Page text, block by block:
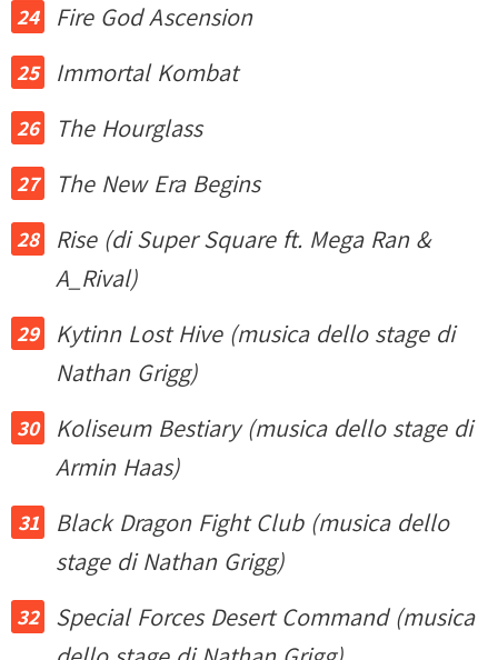
Fire God Ascension
Immortal Kombat
The Hourglass
The New Era Begins
Rise (di Super Square ft. Mega Ran &
A_Rival)
Kytinn Lost Hive (musica dello stage di
Nathan Grigg)
Koliseum Bestiary (musica dello stage di
Armin Haas)
Black Dragon Fight Club (musica dello
stage di Nathan Grigg)
Special Forces Desert Command (musica